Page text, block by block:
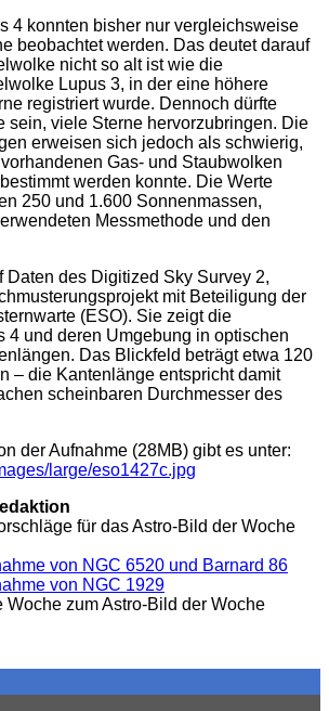
4 konnten bisher nur vergleichsweise
beobachtet werden. Das deutet darauf
nicht so alt ist wie die
Lupus 3, in der eine höhere
registriert wurde. Dennoch dürfte
sein, viele Sterne hervorzubringen. Die
erweisen sich jedoch als schwierig,
Gas- und Staubwolken
werden konnte. Die Werte
250 und 1.600 Sonnenmassen,
Messmethode und den
Daten des Digitized Sky Survey 2,
mit Beteiligung der
(ESO). Sie zeigt die
4 und deren Umgebung in optischen
Das Blickfeld beträgt etwa 120
– die Kantenlänge entspricht damit
scheinbaren Durchmesser des
der Aufnahme (28MB) gibt es unter:
large/eso1427c.jpg
für das Astro-Bild der Woche
von NGC 6520 und Barnard 86
von NGC 1929
Woche zum Astro-Bild der Woche